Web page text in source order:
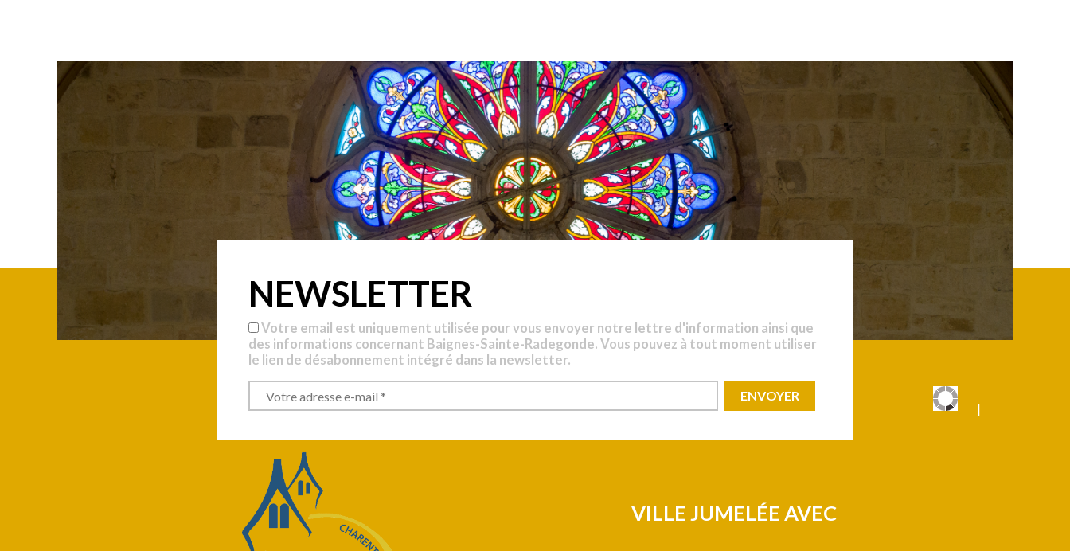
NEWSLETTER
Votre email est uniquement utilisée pour vous envoyer notre lettre d'information ainsi que
des informations concernant Baignes-Sainte-Radegonde. Vous pouvez à tout moment utiliser
le lien de désabonnement intégré dans la newsletter.
|
|
VILLE JUMELÉE AVEC